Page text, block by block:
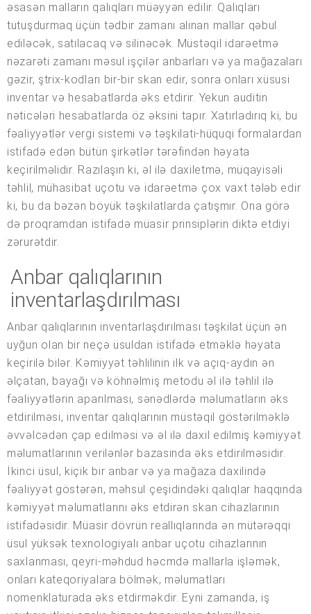
əsasən malların qalıqları müəyyən edilir. Qalıqları
tutuşdurmaq üçün tədbir zamanı alınan mallar qəbul
ediləcək, satılacaq və silinəcək. Müstəqil idarəetmə
nəzarəti zamanı məsul işçilər anbarları və ya mağazaları
gəzir, ştrix-kodları bir-bir skan edir, sonra onları xüsusi
inventar və hesabatlarda əks etdirir. Yekun auditin
nəticələri hesabatlarda öz əksini tapır. Xatırladırıq ki, bu
fəaliyyətlər vergi sistemi və təşkilati-hüquqi formalardan
istifadə edən bütün şirkətlər tərəfindən həyata
keçirilməlidir. Razılaşın ki, əl ilə daxiletmə, müqayisəli
təhlil, mühasibat uçotu və idarəetmə çox vaxt tələb edir
ki, bu da bəzən böyük təşkilatlarda çatışmır. Ona görə
də proqramdan istifadə müasir prinsiplərin diktə etdiyi
zərurətdir.
Anbar qalıqlarının
inventarlaşdırılması
Anbar qalıqlarının inventarlaşdırılması təşkilat üçün ən
uyğun olan bir neçə üsuldan istifadə etməklə həyata
keçirilə bilər. Kəmiyyət təhlilinin ilk və açıq-aydın ən
əlçatan, bayağı və köhnəlmiş metodu əl ilə təhlil ilə
fəaliyyətlərin aparılması, sənədlərdə məlumatların əks
etdirilməsi, inventar qalıqlarının müstəqil göstərilməklə
əvvəlcədən çap edilməsi və əl ilə daxil edilmiş kəmiyyət
məlumatlarının verilənlər bazasında əks etdirilməsidir.
İkinci üsul, kiçik bir anbar və ya mağaza daxilində
fəaliyyət göstərən, məhsul çeşidindəki qalıqlar haqqında
kəmiyyət məlumatlarını əks etdirən skan cihazlarının
istifadəsidir. Müasir dövrün reallıqlarında ən mütərəqqi
üsul yüksək texnologiyalı anbar uçotu cihazlarının
saxlanması, qeyri-məhdud həcmdə mallarla işləmək,
onları kateqoriyalara bölmək, məlumatları
nomenklaturada əks etdirməkdir. Eyni zamanda, iş